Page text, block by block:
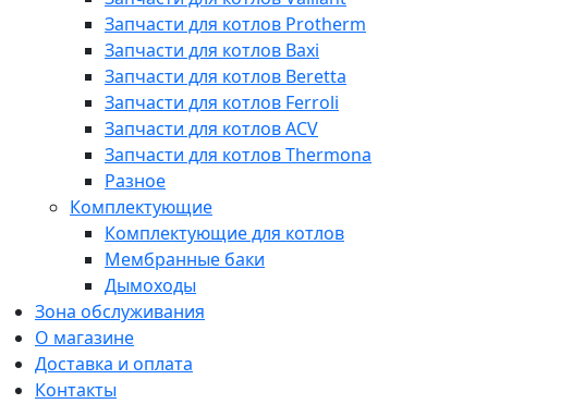
Запчасти для котлов Protherm
Запчасти для котлов Baxi
Запчасти для котлов Beretta
Запчасти для котлов Ferroli
Запчасти для котлов ACV
Запчасти для котлов Thermona
Разное
Комплектующие
Комплектующие для котлов
Мембранные баки
Дымоходы
Зона обслуживания
О магазине
Доставка и оплата
Контакты